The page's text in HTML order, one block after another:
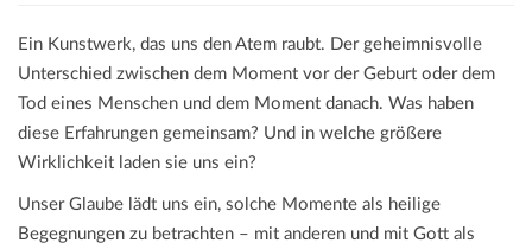
Ein Kunstwerk, das uns den Atem raubt. Der geheimnisvolle
Unterschied zwischen dem Moment vor der Geburt oder dem
Tod eines Menschen und dem Moment danach. Was haben
diese Erfahrungen gemeinsam? Und in welche größere
Wirklichkeit laden sie uns ein?
Unser Glaube lädt uns ein, solche Momente als heilige
Begegnungen zu betrachten – mit anderen und mit Gott als